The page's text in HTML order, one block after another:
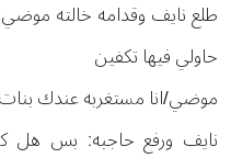
طلع نايف وقدامه خالته
حاولي فيها تكفين
موضي/انا مستغربه عندك
نايف ورفع حاجبه: بس هل